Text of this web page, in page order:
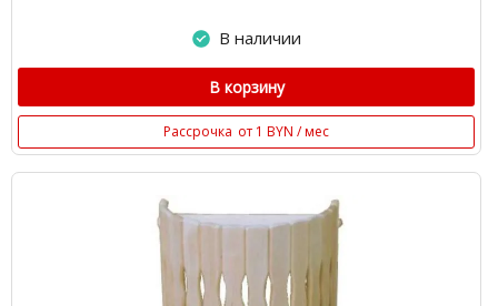
В наличии
В корзину
Рассрочка от 1 BYN / мес